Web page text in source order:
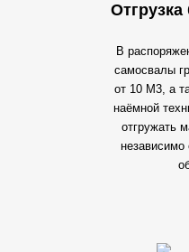
Отгрузка
В
самосвалы
от 10 М3, а
наёмной
отгружать
независимо